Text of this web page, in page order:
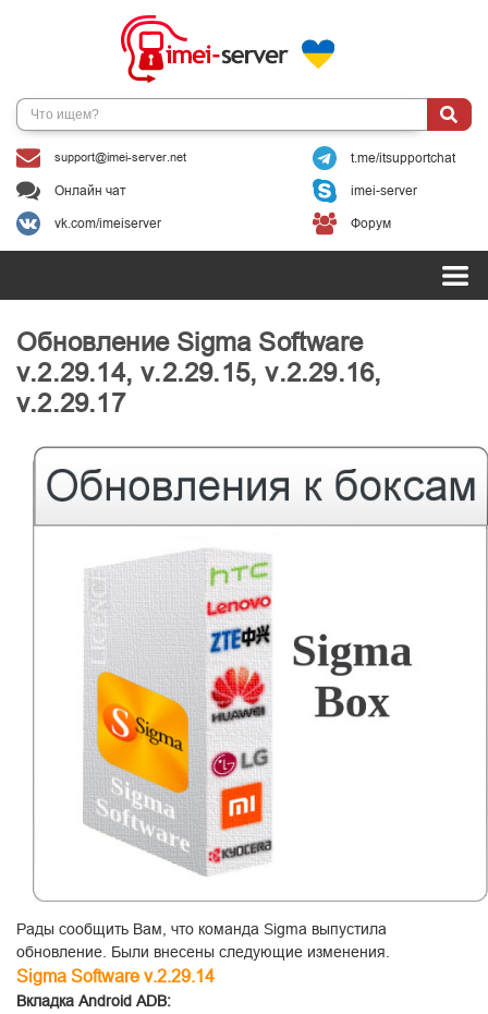
support@imei-server.net t.me/itsupportchat
Онлайн чат imei-server
vk.com/imeiserver Форум
Обновление Sigma Software
v.2.29.14, v.2.29.15, v.2.29.16,
v.2.29.17
Рады сообщить Вам, что команда Sigma выпустила
обновление. Были внесены следующие изменения.
Sigma Software v.2.29.14
Вкладка Android ADB: